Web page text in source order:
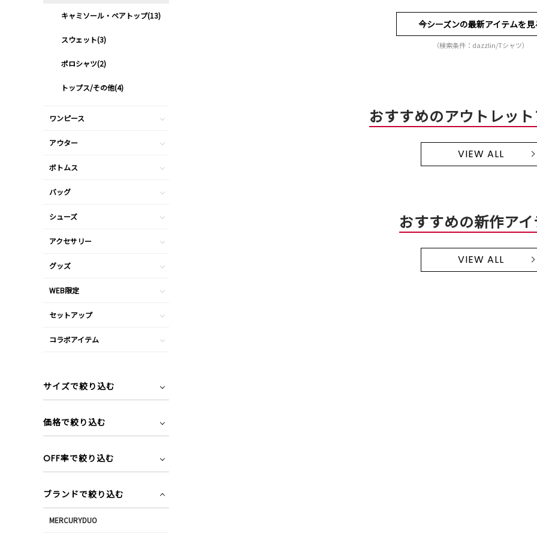
今シーズンの最新アイテムを見
（検索条件：dazzlin/Tシャツ）
おすすめのアウトレッ
VIEW ALL
おすすめの新作ア
VIEW ALL
キャミソール・ベアトップ(13)
スウェット(3)
ポロシャツ(2)
トップス/その他(4)
ワンピース
アウター
ボトムス
バッグ
シューズ
アクセサリー
グッズ
WEB限定
セットアップ
コラボアイテム
サイズで絞り込む
価格で絞り込む
OFF率で絞り込む
ブランドで絞り込む
MERCURYDUO